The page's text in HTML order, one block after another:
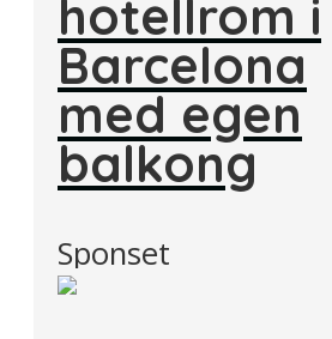
hotellrom i
Barcelona
med egen
balkong
Sponset